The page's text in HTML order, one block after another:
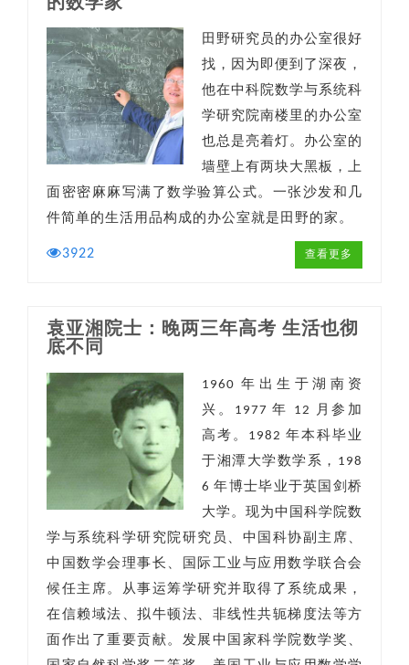
田野研究员的办公室很好
找，因为即便到了深夜，
他在中科院数学与系统科
学研究院南楼里的办公室
也总是亮着灯。办公室的
墙壁上有两块大黑板，上
面密密麻麻写满了数学验算公式。一张沙发和几
件简单的生活用品构成的办公室就是田野的家。
3922 查看更多
袁亚湘院士：晚两三年高考 生活也彻
底不同
1960 年出生于湖南资
兴。1977 年 12 月参加
高考。1982 年本科毕业
于湘潭大学数学系，198
6 年博士毕业于英国剑桥
大学。现为中国科学院数
学与系统科学研究院研究员、中国科协副主席、
中国数学会理事长、国际工业与应用数学联合会
候任主席。从事运筹学研究并取得了系统成果，
在信赖域法、拟牛顿法、非线性共轭梯度法等方
面作出了重要贡献。发展中国家科学院数学奖、